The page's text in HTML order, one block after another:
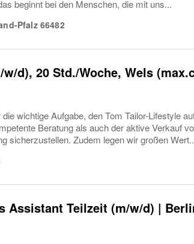
beginnt bei den Menschen, die mit uns...
Pfalz 66482
d), 20 Std./Woche, Wels
wichtige Aufgabe, den Tom Tailor-Lifestyle
Beratung als auch der aktive Verkauf
sicherzustellen. Zudem legen wir großen
Assistant Teilzeit (m/w/d) |